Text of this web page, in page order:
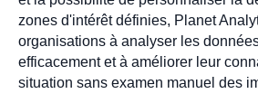
zones d'intérêt définies, Planet
organisations à analyser les
efficacement et à améliorer leur
situation sans examen manuel des